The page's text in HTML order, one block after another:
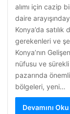
alımı için cazip
daire
Konya’da
gerekenleri ve
Konya’nın
nüfusu ve
pazarında
bölgeleri, yeni…
Devamını Oku